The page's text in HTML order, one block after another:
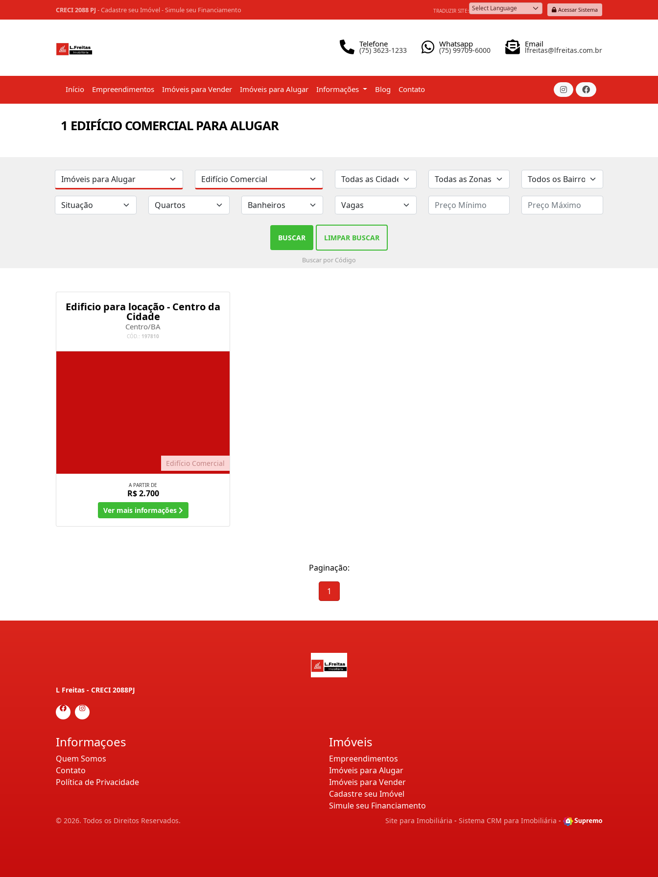
CRECI 2088 PJ -Cadastre seu Imóvel-Simule seu Financiamento Acessar Sistema
TRADUZIR SITE:
Email
lfreitas@lfreitas.com.br
Whatsapp
(75) 99709-6000
Telefone
(75) 3623-1233
Início Empreendimentos Imóveis para Vender Imóveis para Alugar Informações Blog Contato
1 EDIFÍCIO COMERCIAL PARA ALUGAR
BUSCAR LIMPAR BUSCAR
Buscar por Código
Edificio para locação - Centro da
Cidade
Centro/BA
CÓD.: 197810
Edifício Comercial
A PARTIR DE
R$ 2.700
Ver mais informações
Paginação:
1
L Freitas - CRECI 2088PJ
Informaçoes
Quem Somos
Contato
Política de Privacidade
Imóveis
Empreendimentos
Imóveis para Alugar
Imóveis para Vender
Cadastre seu Imóvel
Simule seu Financiamento
© 2026. Todos os Direitos Reservados. Site para Imobiliária - Sistema CRM para Imobiliária -